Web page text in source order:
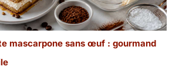
mascarpone sans œuf : gourmand